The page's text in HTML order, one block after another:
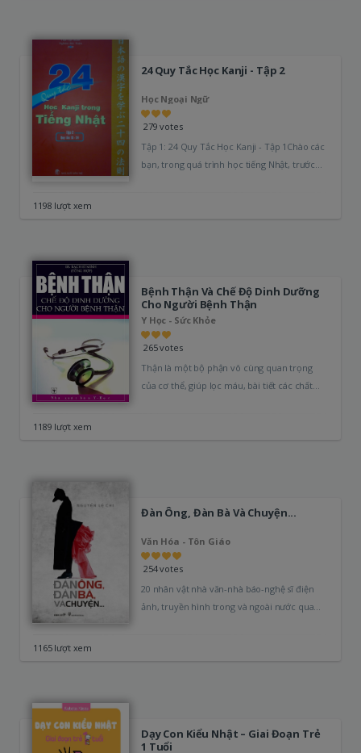
24 Quy Tắc Học Kanji - Tập 2
Học Ngoại Ngữ
279 votes
Tập 1: 24 Quy Tắc Học Kanji - Tập 1Chào các
bạn, trong quá trình học tiếng Nhật, trước
1198 lượt xem
Bệnh Thận Và Chế Độ Dinh Dưỡng
Cho Người Bệnh Thận
Y Học - Sức Khỏe
265 votes
Thận là một bộ phận vô cùng quan trọng
của cơ thể, giúp lọc máu, bài tiết các chất
1189 lượt xem
Đàn Ông, Đàn Bà Và Chuyện...
Văn Hóa - Tôn Giáo
254 votes
20 nhân vật nhà văn-nhà báo-nghệ sĩ điện
ảnh, truyền hình trong và ngoài nước qua
1165 lượt xem
Dạy Con Kiểu Nhật – Giai Đoạn Trẻ
1 Tuổi